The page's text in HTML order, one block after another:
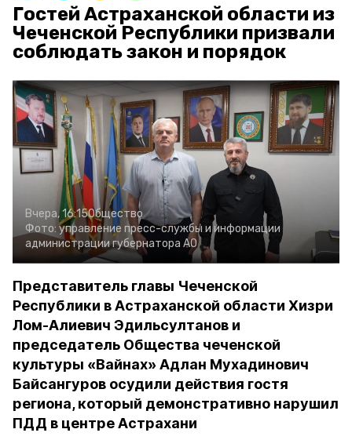
Гостей Астраханской области из
Чеченской Республики призвали
соблюдать закон и порядок
Вчера, 16:15Общество
Фото: управление пресс-службы и информации
администрации губернатора АО
Представитель главы Чеченской
Республики в Астраханской области Хизри
Лом-Алиевич Эдильсултанов и
председатель Общества чеченской
культуры «Вайнах» Адлан Мухадинович
Байсангуров осудили действия гостя
региона, который демонстративно нарушил
ПДД в центре Астрахани